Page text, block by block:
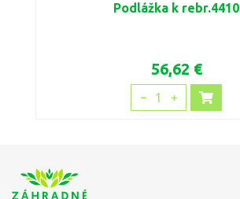
Podlážka k rebr.4410
56,62 €
1